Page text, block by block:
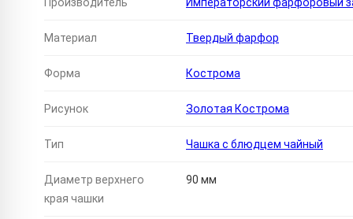
Производитель Императорский фарфоровый
Материал Твердый фарфор
Форма Кострома
Рисунок Золотая Кострома
Тип Чашка с блюдцем чайный
Диаметр верхнего
края чашки
90 мм